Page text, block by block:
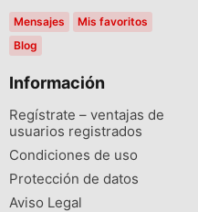
Mensajes
Mis favoritos
Blog
Información
Regístrate – ventajas de
usuarios registrados
Condiciones de uso
Protección de datos
Aviso Legal